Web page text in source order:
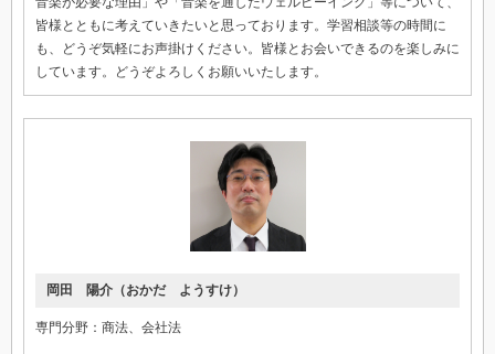
皆様とともに考えていきたいと思っております。学習相談等の時間に
も、どうぞ気軽にお声掛けください。皆様とお会いできるのを楽しみに
しています。どうぞよろしくお願いいたします。
岡田 陽介（おかだ ようすけ）
専門分野：商法、会社法